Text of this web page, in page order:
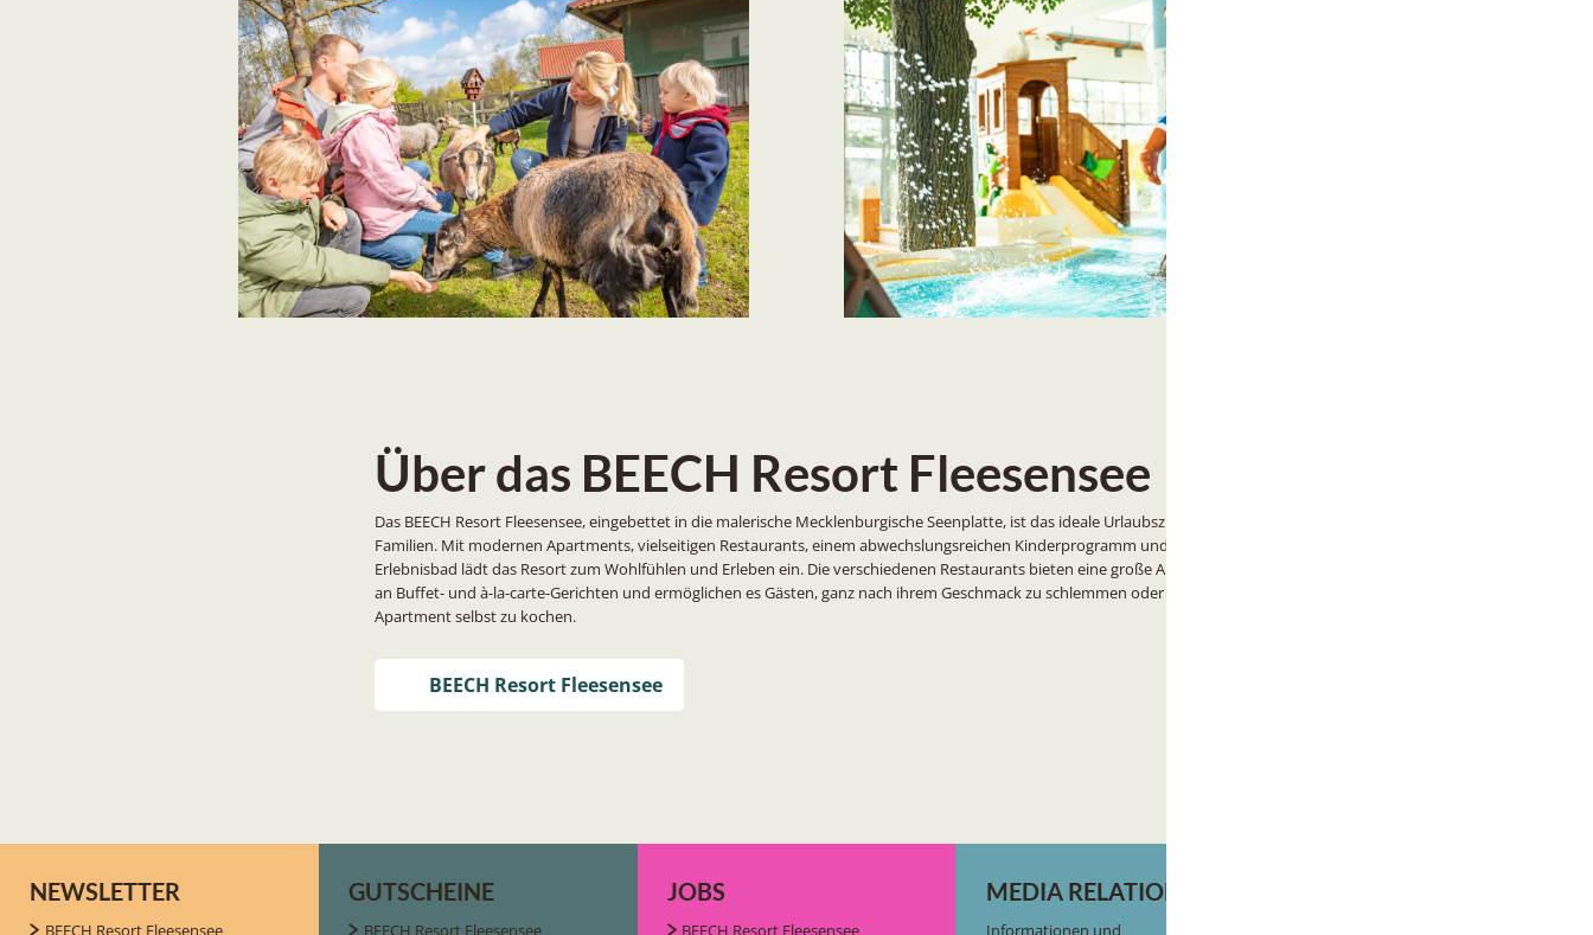
Über das BEECH Resort Fleesensee
Das BEECH Resort Fleesensee, eingebettet in die malerische Mecklenburgische Seenplatte, ist das ideale Urlaubsziel für
Familien. Mit modernen Apartments, vielseitigen Restaurants, einem abwechslungsreichen Kinderprogramm und einem
Erlebnisbad lädt das Resort zum Wohlfühlen und Erleben ein. Die verschiedenen Restaurants bieten eine große Auswahl
an Buffet- und à-la-carte-Gerichten und ermöglichen es Gästen, ganz nach ihrem Geschmack zu schlemmen oder im
Apartment selbst zu kochen.
BEECH Resort Fleesensee
NEWSLETTER GUTSCHEINE JOBS MEDIA RELATIONS